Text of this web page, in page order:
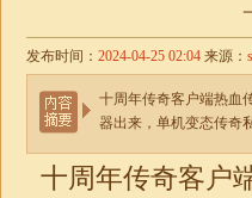
发布时间： 2024-04-25 02:04 来源：
十周年传奇客户端热血
器出来，单机变态传奇
十周年传奇客户